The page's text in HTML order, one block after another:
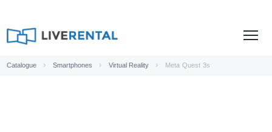
Catalogue Smartphones Virtual Reality Meta Quest 3s